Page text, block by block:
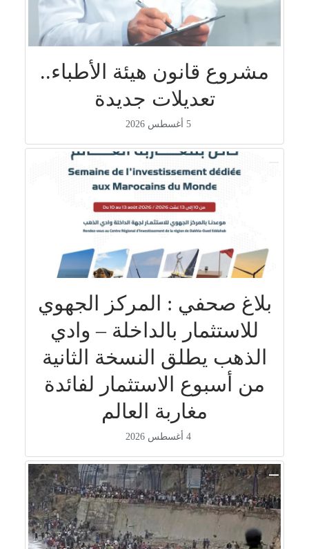
مشروع قانون هيئة الأطباء..
تعديلات جديدة
5 أغسطس 2026
بلاغ صحفي : المركز الجهوي
للاستثمار بالداخلة – وادي
الذهب يطلق النسخة الثانية
من أسبوع الاستثمار لفائدة
مغاربة العالم
4 أغسطس 2026